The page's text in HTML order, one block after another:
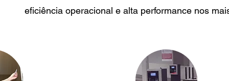
eficiência operacional e alta performance nos